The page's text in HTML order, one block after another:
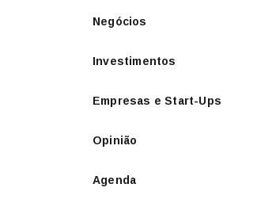
Negócios
Investimentos
Empresas e Start-Ups
Opinião
Agenda